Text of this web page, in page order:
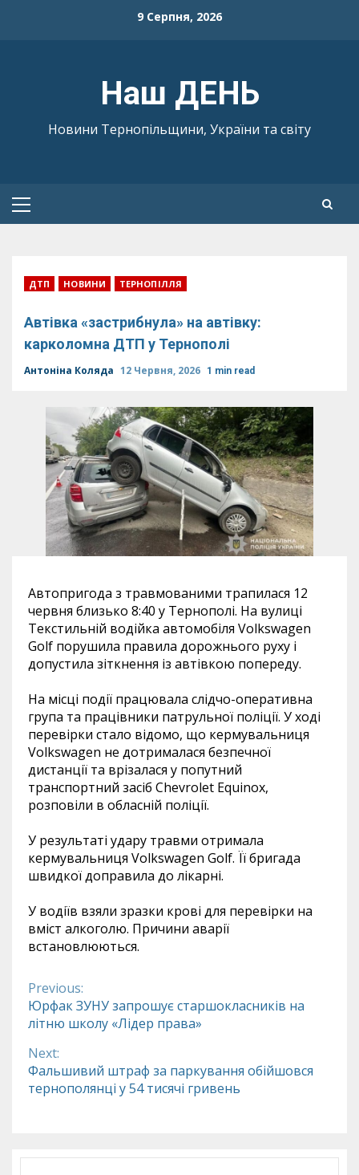
9 Серпня, 2026
Наш ДЕНЬ
Новини Тернопільщини, України та світу
Primary
ДТП НОВИНИ ТЕРНОПІЛЛЯ
Автівка «застрибнула» на автівку:
карколомна ДТП у Тернополі
Антоніна Коляда 12 Червня, 2026 1 min read
Автопригода з травмованими трапилася 12
червня близько 8:40 у Тернополі. На вулиці
Текстильній водійка автомобіля Volkswagen
Golf порушила правила дорожнього руху і
допустила зіткнення із автівкою попереду.
На місці події працювала слідчо-оперативна
група та працівники патрульної поліції. У ході
перевірки стало відомо, що кермувальниця
Volkswagen не дотрималася безпечної
дистанції та врізалася у попутний
транспортний засіб Chevrolet Equinox,
розповіли в обласній поліції.
У результаті удару травми отримала
кермувальниця Volkswagen Golf. Її бригада
швидкої доправила до лікарні.
У водіїв взяли зразки крові для перевірки на
вміст алкоголю. Причини аварії
встановлюються.
Continue
Reading
Previous:
Юрфак ЗУНУ запрошує старшокласників на
літню школу «Лідер права»
Next:
Фальшивий штраф за паркування обійшовся
тернополянці у 54 тисячі гривень